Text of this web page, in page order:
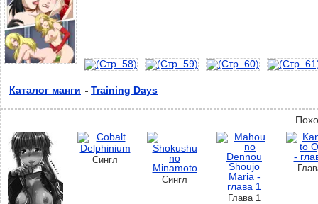
Каталог манги Training Days
Сингл
Сингл
Глава 1